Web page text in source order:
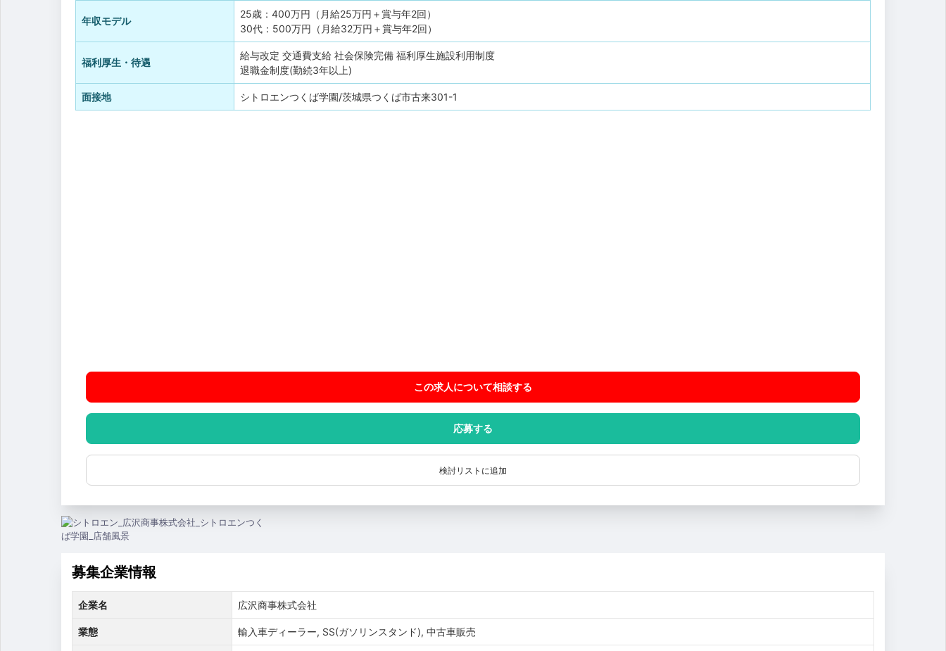
年収モデル
25歳：400万円（月給25万円＋賞与年2回）
30代：500万円（月給32万円＋賞与年2回）
福利厚生・待遇
給与改定 交通費支給 社会保険完備 福利厚生施設利用制度
退職金制度(勤続3年以上)
面接地 シトロエンつくば学園/茨城県つくば市古来301-1
この求人について相談する
応募する
検討リストに追加
募集企業情報
企業名 広沢商事株式会社
業態 輸入車ディーラー, SS(ガソリンスタンド), 中古車販売